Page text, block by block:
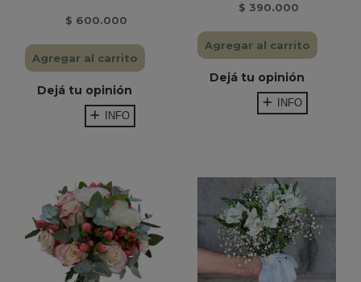
$ 600.000
Agregar al carrito
Dejá tu opinión
INFO
$ 390.000
Agregar al carrito
Dejá tu opinión
INFO